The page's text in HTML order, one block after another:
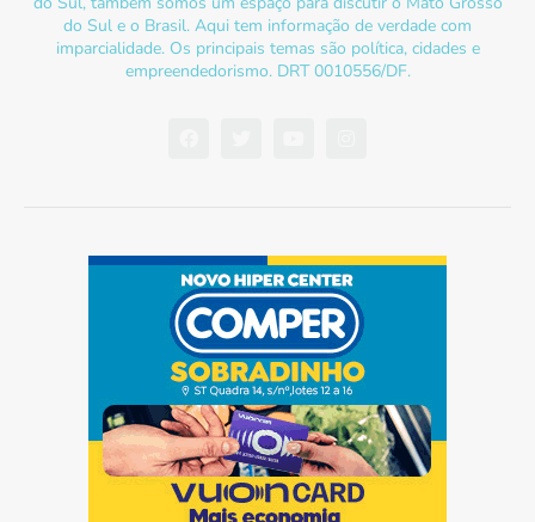
do Sul e o Brasil. Aqui tem informação de verdade com
imparcialidade. Os principais temas são política, cidades e
empreendedorismo. DRT 0010556/DF.